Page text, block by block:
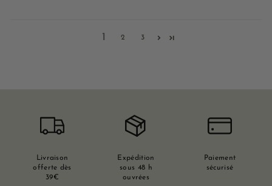
1 2 3
Livraison
offerte dès
39€
Expédition
sous 48 h
ouvrées
Paiement
sécurisé